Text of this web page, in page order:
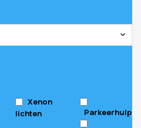
Xenon
lichten
Parkeerhulp